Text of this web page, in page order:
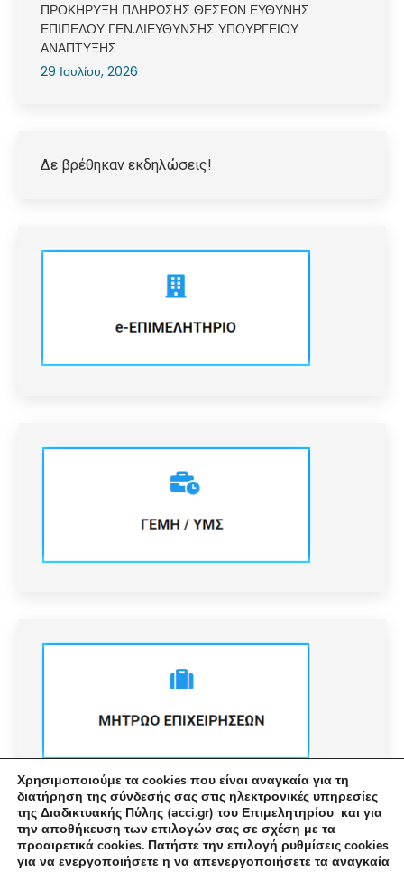
ΠΡΟΚΗΡΥΞΗ ΠΛΗΡΩΣΗΣ ΘΕΣΕΩΝ ΕΥΘΥΝΗΣ
ΕΠΙΠΕΔΟΥ ΓΕΝ.ΔΙΕΥΘΥΝΣΗΣ ΥΠΟΥΡΓΕΙΟΥ
ΑΝΑΠΤΥΞΗΣ
29 Ιουλίου, 2026
Δε βρέθηκαν εκδηλώσεις!
Χρησιμοποιούμε τα cookies που είναι αναγκαία για τη
διατήρηση της σύνδεσής σας στις ηλεκτρονικές υπηρεσίες
της Διαδικτυακής Πύλης (acci.gr) του Επιμελητηρίου και για
την αποθήκευση των επιλογών σας σε σχέση με τα
προαιρετικά cookies. Πατήστε την επιλογή ρυθμίσεις cookies
για να ενεργοποιήσετε η να απενεργοποιήσετε τα αναγκαία